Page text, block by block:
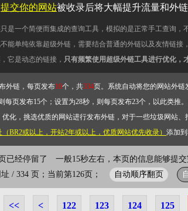
是一个简便而集成的查询工具，模拟的是正常手工查询
能单纯依靠超级外链，需要结合普通的外链以及友情链
它是动态的链接， 只有频繁使用超级外链工具进行优化，
外链，每页发布10个，共334页。系统自动将您的网站外链
页发布15个；设置为28秒，则每页发布23个，以此类推
化，挑选优质的网站进行发布外链，对于一些垃圾网站、
BR2或以上，开站2年或以上，优质网站优先收录） 添加
已经停留了 一般15秒左右，本页的信息能够提
/ 334 页；当前第126页；
自动顺序翻页
<< < 122 123 124 125
提交你的网站被收录后将大幅提升流量和外链